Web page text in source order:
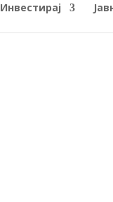
Инвестирај